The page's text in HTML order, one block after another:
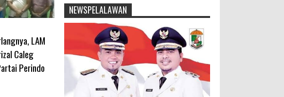
LAM
Caleg
Perindo
NEWSPELALAWAN